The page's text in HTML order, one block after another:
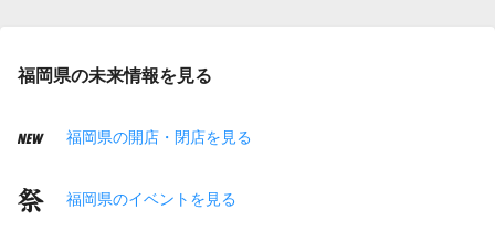
福岡県の未来情報を見る
福岡県の開店・閉店を見る
福岡県のイベントを見る